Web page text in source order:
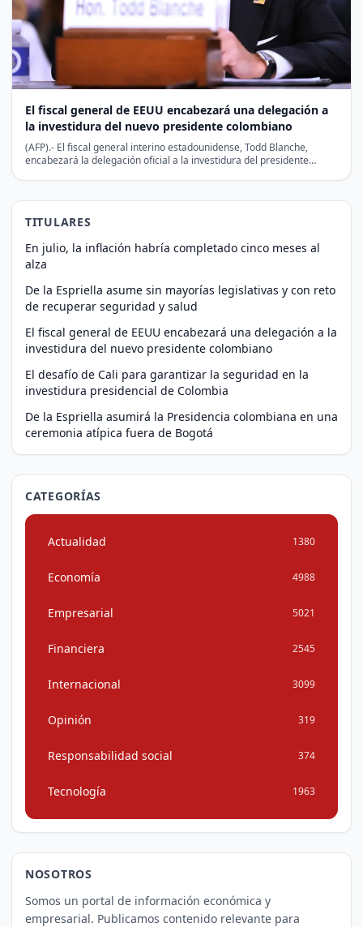
El fiscal general de EEUU encabezará una delegación a
la investidura del nuevo presidente colombiano
(AFP).- El fiscal general interino estadounidense, Todd Blanche,
encabezará la delegación oficial a la investidura del presidente
TITULARES
En julio, la inflación habría completado cinco meses al
alza
De la Espriella asume sin mayorías legislativas y con reto
de recuperar seguridad y salud
El fiscal general de EEUU encabezará una delegación a la
investidura del nuevo presidente colombiano
El desafío de Cali para garantizar la seguridad en la
investidura presidencial de Colombia
De la Espriella asumirá la Presidencia colombiana en una
ceremonia atípica fuera de Bogotá
CATEGORÍAS
Actualidad 1380
Economía 4988
Empresarial 5021
Financiera 2545
Internacional 3099
Opinión 319
Responsabilidad social 374
Tecnología 1963
NOSOTROS
Somos un portal de información económica y
empresarial. Publicamos contenido relevante para